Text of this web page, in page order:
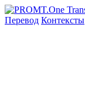
Перевод Контексты